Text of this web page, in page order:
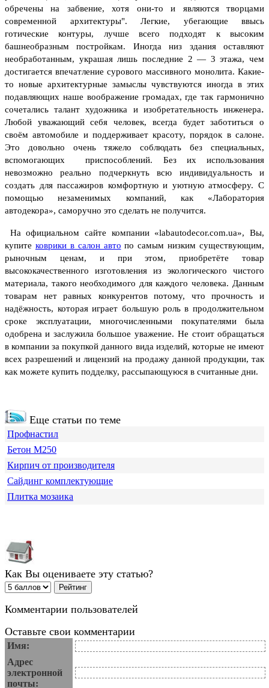
обречены на забвение, хотя они-то и являются творцами
современной архитектуры". Легкие, убегающие ввысь
готические контуры, лучше всего подходят к высоким
башнеобразным постройкам. Иногда низ здания оставляют
необработанным, украшая лишь последние 2 — 3 этажа, чем
достигается впечатление сурового массивного монолита. Какие-
то новые архитектурные замыслы чувствуются иногда в этих
подавляющих наше воображение громадах, где так гармонично
сочетались талант художника и изобретательность инженера.
Любой уважающий себя человек, всегда будет заботиться о
своём автомобиле и поддерживает красоту, порядок в салоне.
Это довольно очень тяжело соблюдать без специальных,
вспомогающих приспособлений. Без их использования
невозможно реально подчеркнуть всю индивидуальность и
создать для пассажиров комфортную и уютную атмосферу. С
помощью незаменимых компаний, как
«Лаборатория
автодекора», саморучно это сделать не получится.
На официальном сайте компании «labautodecor.com.ua», Вы,
купите коврики в салон авто по самым низким существующим,
рыночным ценам, и при этом, приобретёте товар
высококачественного изготовления из экологического чистого
материала, такого необходимого для каждого человека. Данным
товарам нет равных конкурентов потому, что прочность и
надёжность, которая играет большую роль в продолжительном
сроке эксплуатации, многочисленными покупателями была
одобрена и заслужила большое уважение. Не стоит обращаться
в компании за покупкой данного вида изделий, которые не имеют
всех разрешений и лицензий на продажу данной продукции, так
как можете купить подделку, рассыпающуюся в считанные дни.
Еще статьи по теме
Профнастил
Бетон М250
Кирпич от производителя
Сайдинг комплектующие
Плитка мозаика
Как Вы оцениваете эту статью?
Комментарии пользователей
Оставьте свои комментарии
Имя:
Адрес
электронной
почты: